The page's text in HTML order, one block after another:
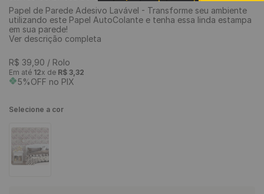
Papel de Parede Adesivo Lavável - Transforme seu ambiente
utilizando este Papel AutoColante e tenha essa linda estampa
em sua parede!
Ver descrição completa
R$ 39 90 / Rolo
Em até 12x de R$ 3,32
5%OFF no PIX
Selecione a cor
9º rodapé
10º piso vinílico